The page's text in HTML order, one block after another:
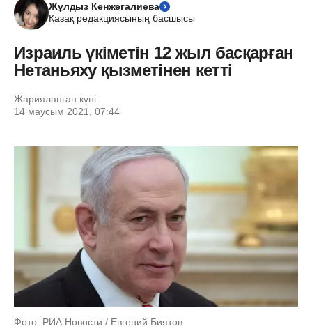
Жұлдыз Кенжегалиева
Қазақ редакциясының басшысы
Израиль үкіметін 12 жыл басқарған
Нетаньяху қызметінен кетті
Жарияланған күні:
14 маусым 2021, 07:44
Фото: РИА Новости / Евгений Биятов